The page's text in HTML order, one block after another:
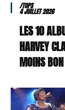
/TOPS
4 JUILLET 2026
LES 10
HARVEY
MOINS